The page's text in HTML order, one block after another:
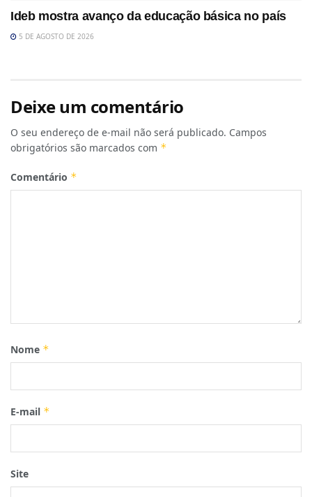
Ideb mostra avanço da educação básica no país
5 DE AGOSTO DE 2026
Deixe um comentário
O seu endereço de e-mail não será publicado. Campos
obrigatórios são marcados com *
Comentário *
Nome *
E-mail *
Site